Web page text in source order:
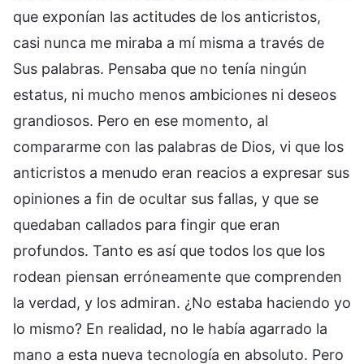
que exponían las actitudes de los anticristos,
casi nunca me miraba a mí misma a través de
Sus palabras. Pensaba que no tenía ningún
estatus, ni mucho menos ambiciones ni deseos
grandiosos. Pero en ese momento, al
compararme con las palabras de Dios, vi que los
anticristos a menudo eran reacios a expresar sus
opiniones a fin de ocultar sus fallas, y que se
quedaban callados para fingir que eran
profundos. Tanto es así que todos los que los
rodean piensan erróneamente que comprenden
la verdad, y los admiran. ¿No estaba haciendo yo
lo mismo? En realidad, no le había agarrado la
mano a esta nueva tecnología en absoluto. Pero